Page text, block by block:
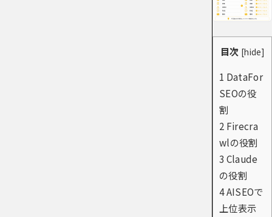
目次 [hide]
1 DataFor
SEOの役
割
2 Firecra
wlの役割
3 Claude
の役割
4AISEOで
上位表示